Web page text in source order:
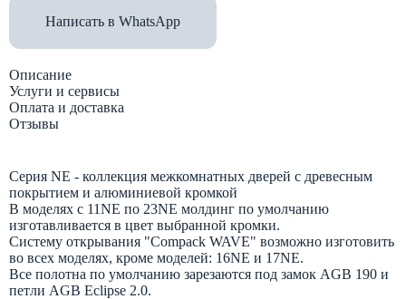
Написать в WhatsApp
Описание
Услуги и сервисы
Оплата и доставка
Отзывы
Серия NE - коллекция межкомнатных дверей с древесным
покрытием и алюминиевой кромкой
В моделях c 11NE по 23NE молдинг по умолчанию
изготавливается в цвет выбранной кромки.
Систему открывания "Compack WAVE" возможно изготовить
во всех моделях, кроме моделей: 16NE и 17NE.
Все полотна по умолчанию зарезаются под замок AGB 190 и
петли AGB Eclipse 2.0.